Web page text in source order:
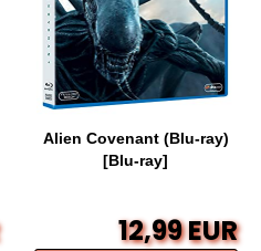
Alien Covenant (Blu-ray)
[Blu-ray]
12,99 EUR